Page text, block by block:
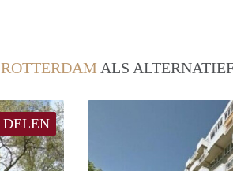
ROTTERDAM ALS
DELEN